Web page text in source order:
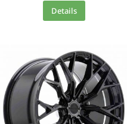
Details